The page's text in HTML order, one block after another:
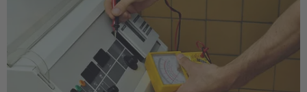
Energy
Health
Industry